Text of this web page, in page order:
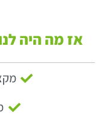
אז מה היה